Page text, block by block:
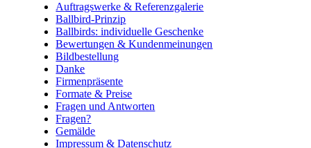
Auftragswerke & Referenzgalerie
Ballbird-Prinzip
Ballbirds: individuelle Geschenke
Bewertungen & Kundenmeinungen
Bildbestellung
Danke
Firmenpräsente
Formate & Preise
Fragen und Antworten
Fragen?
Gemälde
Impressum & Datenschutz